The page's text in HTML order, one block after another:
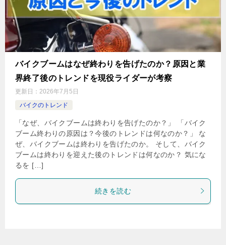
バイクブームはなぜ終わりを告げたのか？原因と業
界終了後のトレンドを現役ライダーが考察
更新日： 2026年7月5日
バイクのトレンド
「なぜ、バイクブームは終わりを告げたのか？」 「バイク
ブーム終わりの原因は？今後のトレンドは何なのか？」 な
ぜ、バイクブームは終わりを告げたのか。 そして、バイク
ブームは終わりを迎えた後のトレンドは何なのか？ 気にな
るを […]
続きを読む